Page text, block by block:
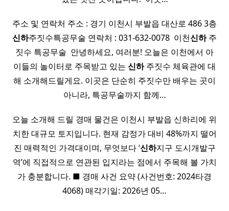
주소 및 연락처 주소 : 경기 이천시 부발읍 대산로 486 3층
신하주짓수특공무술 연락처 : 031-632-0078 ​ 이천신하주
짓수 특공무술 ​ 안녕하세요, 여러분! 오늘은 이천에서 아
이들의 놀이터로 주목받고 있는 신하주짓수 체육관에 대
해 소개해드릴게요. 이곳은 단순히 주짓수만 배우는 곳이
아니라, 특공무술까지 함께…
오늘 소개해 드릴 경매 물건은 이천시 부발읍 신하리에 위
치한 대규모 토지입니다. 현재 감정가 대비 48%까지 떨어
진 매력적인 가격대이며, 무엇보다 ‘신하지구 도시개발구
역’에 직접적으로 연관된 입지라는 점에서 주목해 볼 가치
가 충분합니다. ■ 경매 사건 요약 (사건번호: 2024타경
4068) 매각기일: 2026년 05…